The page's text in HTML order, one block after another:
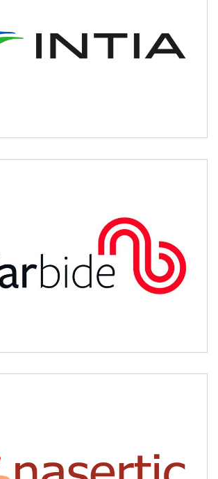
INTIA
Agricultura y ganadería
NAFARBIDE
Otros
NASERTIC